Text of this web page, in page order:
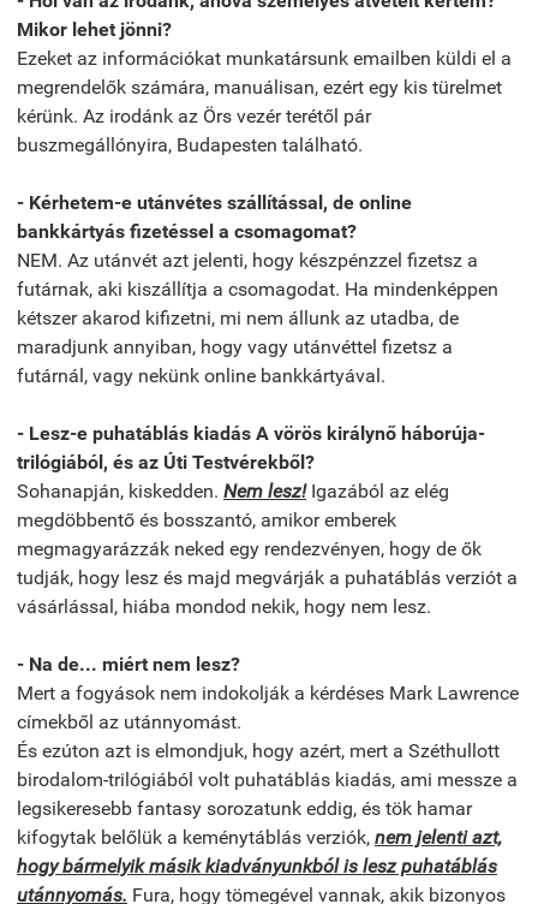
Mikor lehet jönni?
Ezeket az információkat munkatársunk emailben küldi el a
megrendelők számára, manuálisan, ezért egy kis türelmet
kérünk. Az irodánk az Örs vezér terétől pár
buszmegállónyira, Budapesten található.
- Kérhetem-e utánvétes szállítással, de online
bankkártyás fizetéssel a csomagomat?
NEM. Az utánvét azt jelenti, hogy készpénzzel fizetsz a
futárnak, aki kiszállítja a csomagodat. Ha mindenképpen
kétszer akarod kifizetni, mi nem állunk az utadba, de
maradjunk annyiban, hogy vagy utánvéttel fizetsz a
futárnál, vagy nekünk online bankkártyával.
- Lesz-e puhatáblás kiadás A vörös királynő háborúja-
trilógiából, és az Úti Testvérekből?
Sohanapján, kiskedden. Nem lesz!Igazából az elég
megdöbbentő és bosszantó, amikor emberek
megmagyarázzák neked egy rendezvényen, hogy de ők
tudják, hogy lesz és majd megvárják a puhatáblás verziót a
vásárlással, hiába mondod nekik, hogy nem lesz.
- Na de... miért nem lesz?
Mert a fogyások nem indokolják a kérdéses Mark Lawrence
címekből az utánnyomást.
És ezúton azt is elmondjuk, hogy azért, mert a Széthullott
birodalom-trilógiából volt puhatáblás kiadás, ami messze a
legsikeresebb fantasy sorozatunk eddig, és tök hamar
kifogytak belőlük a keménytáblás verziók, nem jelenti azt,
hogy bármelyik másik kiadványunkból is lesz puhatáblás
utánnyomás. Fura, hogy tömegével vannak, akik bizonyos